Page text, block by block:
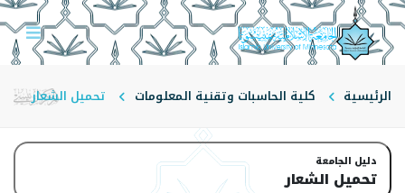
الرئيسية كلية الحاسبات وتقنية المعلومات تحميل الشعار
دليل الجامعة
تحميل الشعار